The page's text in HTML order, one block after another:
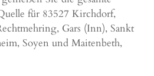
für 83527 Kirchdorf,
Gars (Inn), Sankt
Soyen und Maitenbeth,